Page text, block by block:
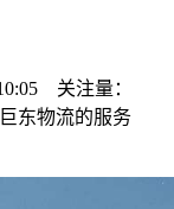
关注量：
东物流的服务